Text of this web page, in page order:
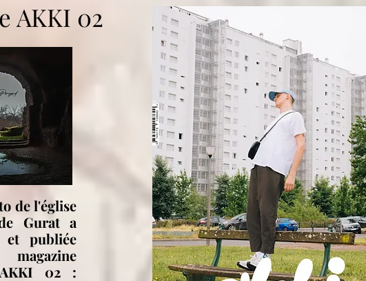
AKKI 02
de l'église
Gurat a
et publiée
02 :